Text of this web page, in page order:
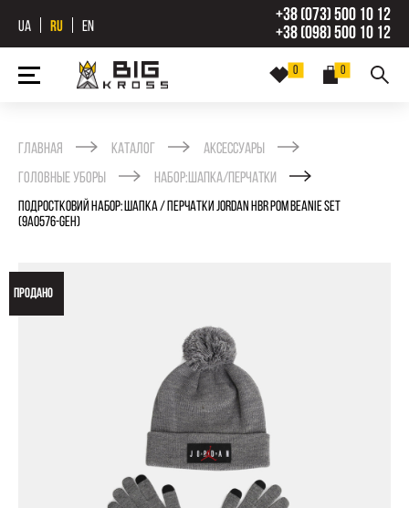
UA RU EN
+38 (073) 500 10 12
+38 (098) 500 10 12
0
0
Главная Каталог
Аксессуары
Головные уборы
Набор:шапка/перчатки
ПОДРОСТКОВИЙ НАБОР: ШАПКА / ПЕРЧАТКИ JORDAN HBR POM BEANIE SET
(9A0576-GEH)
ПРОДАНО